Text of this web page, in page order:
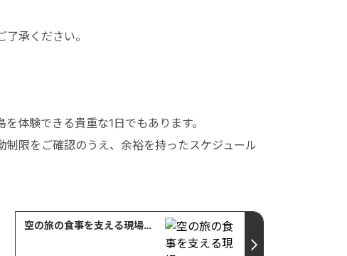
承ください。
体験できる貴重な1日でもあります。
限をご確認のうえ、余裕を持ったスケジュール
空の旅の食事を支える現場へ ― Aerofood工場視察レポート｜バリ島インターンシップ体験